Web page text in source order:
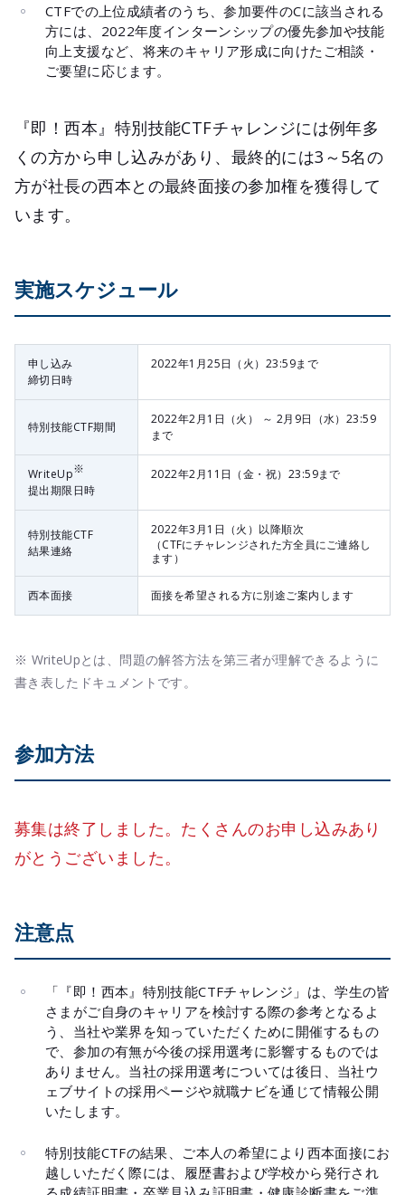
CTFでの上位成績者のうち、参加要件のCに該当される
方には、2022年度インターンシップの優先参加や技能
向上支援など、将来のキャリア形成に向けたご相談・
ご要望に応じます。
『即！西本』特別技能CTFチャレンジには例年多
くの方から申し込みがあり、最終的には3～5名の
方が社長の西本との最終面接の参加権を獲得して
います。
実施スケジュール
申し込み
締切日時
2022年1月25日（火）23:59まで
特別技能CTF期間
2022年2月1日（火） ～ 2月9日（水）23:59
まで
WriteUp※
提出期限日時
2022年2月11日（金・祝）23:59まで
特別技能CTF
結果連絡
2022年3月1日（火）以降順次
（CTFにチャレンジされた方全員にご連絡し
ます）
西本面接 面接を希望される方に別途ご案内します
※ WriteUpとは、問題の解答方法を第三者が理解できるように
書き表したドキュメントです。
参加方法
募集は終了しました。たくさんのお申し込みあり
がとうございました。
注意点
「『即！西本』特別技能CTFチャレンジ」は、学生の皆
さまがご自身のキャリアを検討する際の参考となるよ
う、当社や業界を知っていただくために開催するもの
で、参加の有無が今後の採用選考に影響するものでは
ありません。当社の採用選考については後日、当社ウ
ェブサイトの採用ページや就職ナビを通じて情報公開
いたします。
特別技能CTFの結果、ご本人の希望により西本面接にお
越しいただく際には、履歴書および学校から発行され